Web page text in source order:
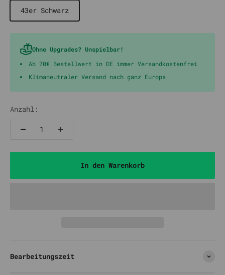
43er Schwarz
Ohne Upgrades? Unspielbar!
Ab 70€ Bestellwert in DE immer Versandkostenfrei
Klimaneutraler Versand nach ganz Europa
Anzahl:
In den Warenkorb
Bearbeitungszeit